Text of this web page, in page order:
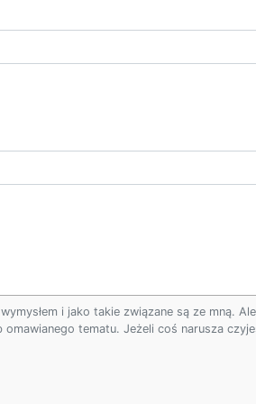
i jako takie związane są ze mną.
tematu. Jeżeli coś narusza